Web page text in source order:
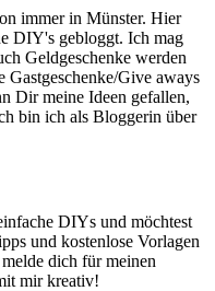
immer in Münster. Hier
DIY's gebloggt. Ich mag
Geldgeschenke werden
Give aways
Dir meine Ideen gefallen,
bin ich als Bloggerin über
DIYs und möchtest
und kostenlose Vorlagen
dich für meinen
mir kreativ!